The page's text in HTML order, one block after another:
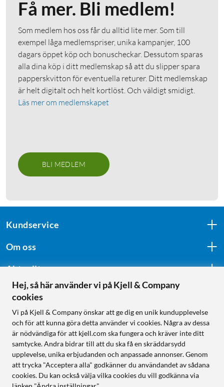
Få mer. Bli medlem!
Som medlem hos oss får du alltid lite mer. Som till
exempel låga medlemspriser, unika kampanjer, 100
dagars öppet köp och bonuscheckar. Dessutom sparas
alla dina köp i ditt medlemskap så att du slipper spara
papperskvitton för eventuella returer. Ditt medlemskap
är helt digitalt och helt kortlöst. Och väldigt smidigt.
Läs mer om medlemskapet
BLI MEDLEM
Kundservice
Om oss
Aktuellt
Följ oss
Handla från:
Sverige
Norge
Hej, så här använder vi på Kjell & Company
cookies
Vi på Kjell & Company önskar att ge dig en unik kundupplevelse
och för att kunna göra detta använder vi cookies. Några av dessa
är nödvändiga för att kjell.com ska fungera och kräver inte ditt
samtycke. Andra bidrar till att du ska få en skräddarsydd
upplevelse, unika erbjudanden och anpassade annonser. Genom
att trycka "Acceptera alla" godkänner du användandet av sådana
cookies. Du kan också välja vilka cookies du vill godkänna via